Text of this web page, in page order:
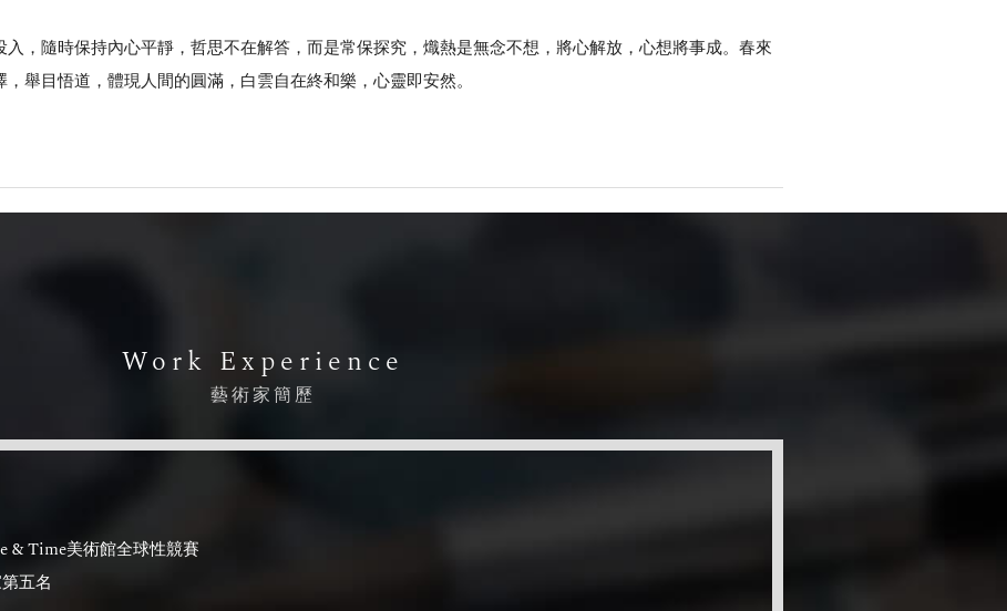
，隨時保持內心平靜，哲思不在解答，而是常保探究，熾熱是無念不想，將心解放，心想將事成。春來
舉目悟道，體現人間的圓滿，白雲自在終和樂，心靈即安然。
Work Experience
藝術家簡歷
& Time美術館全球性競賽
五名